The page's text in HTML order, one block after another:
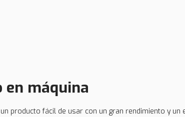
máquina
producto fácil de usar con un gran rendimiento y un